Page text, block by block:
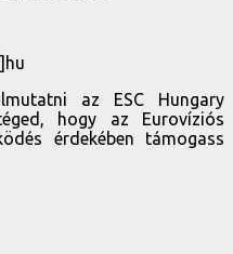
az ESC Hungary
hogy az Eurovíziós
érdekében támogass